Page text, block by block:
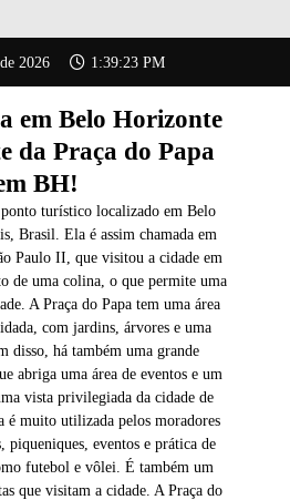
2026 1:39:24 PM
em Belo Horizonte
da Praça do Papa
BH!
turístico localizado em Belo
Brasil. Ela é assim chamada em
Paulo II, que visitou a cidade em
de uma colina, o que permite uma
A Praça do Papa tem uma área
com jardins, árvores e uma
disso, há também uma grande
abriga uma área de eventos e um
vista privilegiada da cidade de
é muito utilizada pelos moradores
piqueniques, eventos e prática de
futebol e vôlei. É também um
que visitam a cidade. A Praça do